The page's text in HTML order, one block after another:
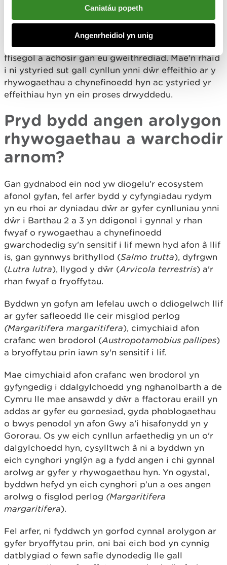
Caniatáu popeth
Angenrheidiol yn unig
(Cymru) 2016 (DOLEN) o’r pwys pennaf o ran
cynnal a gwella bioamrywiaeth yng Nghymru. Bydd
rhai o'r rhain yn sensitif i adeiladu cynlluniau ynni
dŵr a newidiadau i lif afonydd a chynefinoedd
ffisegol a achosir gan eu gweithrediad. Mae'n rhaid
i ni ystyried sut gall cynllun ynni dŵr effeithio ar y
rhywogaethau a chynefinoedd hyn ac ystyried yr
effeithiau hyn yn ein proses drwyddedu.
Pryd bydd angen arolygon
rhywogaethau a warchodir
arnom?
Gan gydnabod ein nod yw diogelu’r ecosystem
afonol gyfan, fel arfer bydd y cyfyngiadau rydym
yn eu rhoi ar dyniadau dŵr ar gyfer cynlluniau ynni
dŵr i Barthau 2 a 3 yn ddigonol i gynnal y rhan
fwyaf o rywogaethau a chynefinoedd
gwarchodedig sy'n sensitif i lif mewn hyd afon â llif
is, gan gynnwys brithyllod (Salmo trutta), dyfrgwn
(Lutra lutra), llygod y dŵr (Arvicola terrestris) a'r
rhan fwyaf o fryoffytau.
Byddwn yn gofyn am lefelau uwch o ddiogelwch llif
ar gyfer safleoedd lle ceir misglod perlog
(Margaritifera margaritifera), cimychiaid afon
crafanc wen brodorol (Austropotamobius pallipes)
a bryoffytau prin iawn sy'n sensitif i lif.
Mae cimychiaid afon crafanc wen brodorol yn
gyfyngedig i ddalgylchoedd yng nghanolbarth a de
Cymru lle mae ansawdd y dŵr a ffactorau eraill yn
addas ar gyfer eu goroesiad, gyda phoblogaethau
o bwys penodol yn afon Gwy a’i hisafonydd yn y
Gororau. Os yw eich cynllun arfaethedig yn un o'r
dalgylchoedd hyn, cysylltwch â ni a byddwn yn
eich cynghori ynglŷn ag a fydd angen i chi gynnal
arolwg ar gyfer y rhywogaethau hyn. Yn ogystal,
byddwn hefyd yn eich cynghori p’un a oes angen
arolwg o fisglod perlog (Margaritifera
margaritifera).
Fel arfer, ni fyddwch yn gorfod cynnal arolygon ar
gyfer bryoffytau prin, oni bai eich bod yn cynnig
datblygiad o fewn safle dynodedig lle gall